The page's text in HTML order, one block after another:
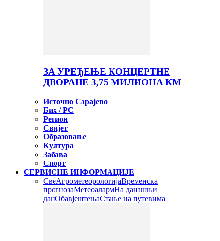
ЗА УРЕЂЕЊЕ КОНЦЕРТНЕ
ДВОРАНЕ 3,75 МИЛИОНА КМ
Источно Сарајево
Бих / РС
Регион
Свијет
Образовање
Култура
Забава
Спорт
СЕРВИСНЕ ИНФОРМАЦИЈЕ
СвеАгрометеорологијаВременска
прогнозаМетеоалармНа данашњи
данОбавјештењаСтање на путевима